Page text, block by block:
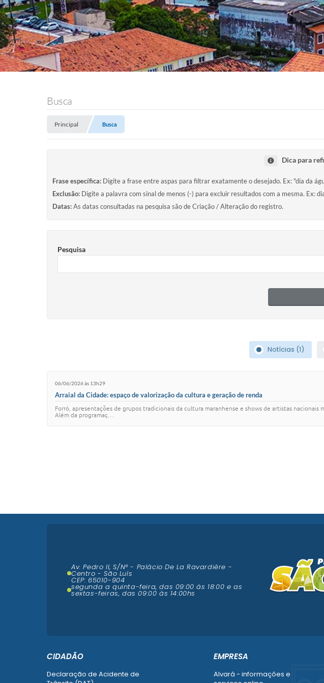
Busca
Principal Busca
Dica para
Frase específica: Digite a frase entre aspas para filtrar exatamente o desejado. Ex: "dia da
Exclusão: Digite a palavra com sinal de menos (-) para excluir resultados com a mesma. Ex:
Datas:As datas consultadas na pesquisa são de Criação / Alteração do registro.
Pesquisa
Notícias (1)
06/06/2026 às 13h29
Arraial da Cidade: espaço de valorização da cultura e geração de renda
Forró, apresentações de grupos tradicionais da cultura maranhense e shows de artistas nacionais
Além da programaç…
CIDADÃO
Declaração de Acidente de
EMPRESA
Alvará - informações e
Av. Pedro II, S/N° - Palácio De La Ravardière -
Centro - São Luís
CEP: 65010-904
segunda a quinta-feira, das 09:00 ás 18:00 e as
sextas-feiras, das 09:00 às 14:00hs